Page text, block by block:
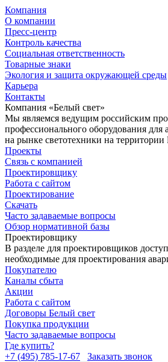
Компания
О компании
Пресс-центр
Контроль качества
Социальная ответственность
Товарные знаки
Экология и защита окружающей среды
Карьера
Контакты
Компания «Белый свет»
Мы являемся ведущим российским
профессионального оборудования для
на рынке светотехники на
Проекты
Связь с компанией
Проектировщику
Работа с сайтом
Проектирование
Скачать
Часто задаваемые вопросы
Обзор нормативной базы
Проектировщику
В разделе для проектировщиков
необходимые для проектирования
Покупателю
Каналы сбыта
Акции
Работа с сайтом
Договоры Белый свет
Покупка продукции
Часто задаваемые вопросы
Где купить?
+7 (495) 785-17-67
Заказать звонок